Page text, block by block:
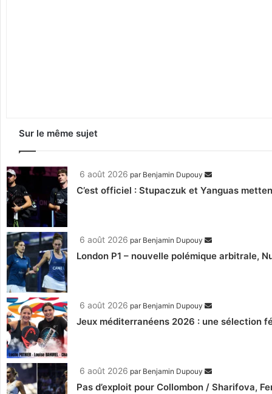
Sur le même sujet
6 août 2026 par Benjamin Dupouy
C’est officiel : Stupaczuk et Yanguas
6 août 2026 par Benjamin Dupouy
London P1 – nouvelle polémique arbitrale,
6 août 2026 par Benjamin Dupouy
Jeux méditerranéens 2026 : une sélection
6 août 2026 par Benjamin Dupouy
Pas d’exploit pour Collombon / Sharifova,